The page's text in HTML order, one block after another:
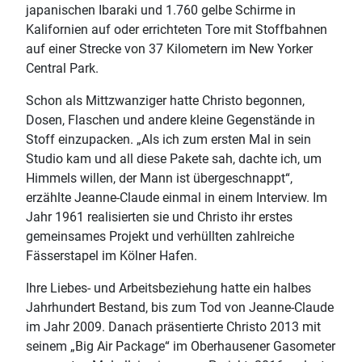
japanischen Ibaraki und 1.760 gelbe Schirme in
Kalifornien auf oder errichteten Tore mit Stoffbahnen
auf einer Strecke von 37 Kilometern im New Yorker
Central Park.
Schon als Mittzwanziger hatte Christo begonnen,
Dosen, Flaschen und andere kleine Gegenstände in
Stoff einzupacken. „Als ich zum ersten Mal in sein
Studio kam und all diese Pakete sah, dachte ich, um
Himmels willen, der Mann ist übergeschnappt“,
erzählte Jeanne-Claude einmal in einem Interview. Im
Jahr 1961 realisierten sie und Christo ihr erstes
gemeinsames Projekt und verhüllten zahlreiche
Fässerstapel im Kölner Hafen.
Ihre Liebes- und Arbeitsbeziehung hatte ein halbes
Jahrhundert Bestand, bis zum Tod von Jeanne-Claude
im Jahr 2009. Danach präsentierte Christo 2013 mit
seinem „Big Air Package“ im Oberhausener Gasometer